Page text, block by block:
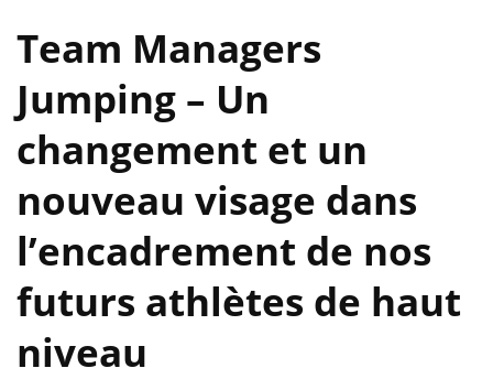
Team Managers
Jumping – Un
changement et un
nouveau visage dans
l’encadrement de nos
futurs athlètes de haut
niveau